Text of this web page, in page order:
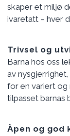
skaper et miljø
ivaretatt – hver
Trivsel og
Barna hos oss
av
for en variert og
tilpasset barnas
Åpen og god